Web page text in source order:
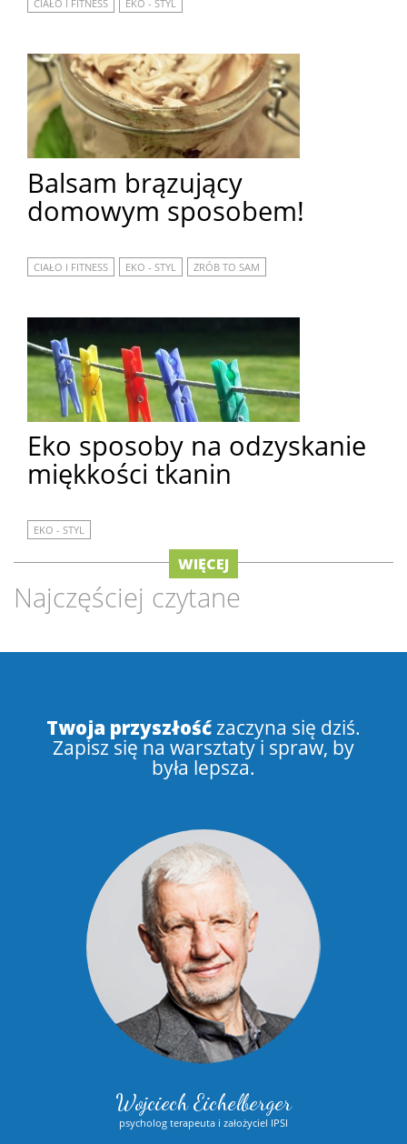
CIAŁO I FITNESS EKO - STYL
Balsam brązujący
domowym sposobem!
CIAŁO I FITNESS EKO - STYL ZRÓB TO SAM
Eko sposoby na odzyskanie
miękkości tkanin
EKO - STYL
WIĘCEJ
Najczęściej czytane
Twoja przyszłośćzaczyna się dziś.
Zapisz się na warsztaty i spraw, by
była lepsza.
Wojciech Eichelberger
psycholog terapeuta i założyciel IPSI